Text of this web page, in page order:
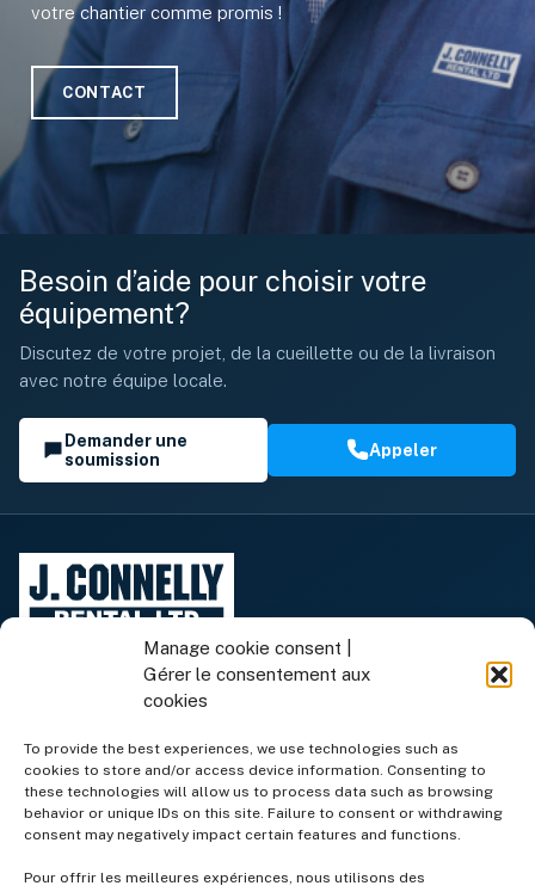
Manage cookie consent |
Gérer le consentement aux
cookies
To provide the best experiences, we use technologies such as
cookies to store and/or access device information. Consenting to
these technologies will allow us to process data such as browsing
behavior or unique IDs on this site. Failure to consent or withdrawing
consent may negatively impact certain features and functions.
Pour offrir les meilleures expériences, nous utilisons des
votre chantier comme promis !
CONTACT
Besoin d’aide pour choisir votre
équipement?
Discutez de votre projet, de la cueillette ou de la livraison
avec notre équipe locale.
Demander une
soumission
Appeler
Équipement de location